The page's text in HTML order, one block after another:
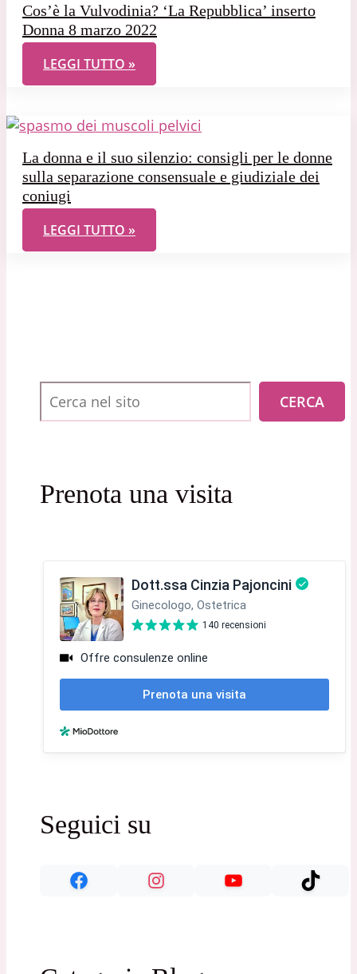
Cos’è la Vulvodinia? ‘La Repubblica’ inserto
Donna 8 marzo 2022
COS’È LA VULVODINIA? ‘LA REPUBBLICA’
LEGGI TUTTO »
La donna e il suo silenzio: consigli per le donne
sulla separazione consensuale e giudiziale dei
coniugi
LA DONNA E IL SUO SILENZIO: CONSIGLI PER LE
LEGGI TUTTO »
Cerca CERCA
Prenota una visita
Seguici su